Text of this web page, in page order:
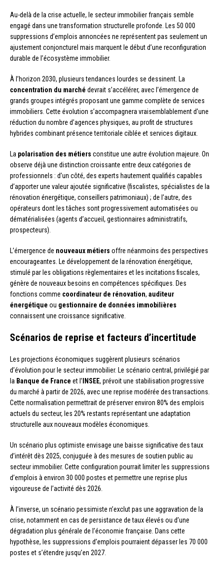
Au-delà de la crise actuelle, le secteur immobilier français semble
engagé dans une transformation structurelle profonde. Les 50 000
suppressions d’emplois annoncées ne représentent pas seulement un
ajustement conjoncturel mais marquent le début d’une reconfiguration
durable de l’écosystème immobilier.
À l’horizon 2030, plusieurs tendances lourdes se dessinent. La
concentration du marché devrait s’accélérer, avec l’émergence de
grands groupes intégrés proposant une gamme complète de services
immobiliers. Cette évolution s’accompagnera vraisemblablement d’une
réduction du nombre d’agences physiques, au profit de structures
hybrides combinant présence territoriale ciblée et services digitaux.
La polarisation des métiers constitue une autre évolution majeure. On
observe déjà une distinction croissante entre deux catégories de
professionnels : d’un côté, des experts hautement qualifiés capables
d’apporter une valeur ajoutée significative (fiscalistes, spécialistes de la
rénovation énergétique, conseillers patrimoniaux) ; de l’autre, des
opérateurs dont les tâches sont progressivement automatisées ou
dématérialisées (agents d’accueil, gestionnaires administratifs,
prospecteurs).
L’émergence de nouveaux métiers offre néanmoins des perspectives
encourageantes. Le développement de la rénovation énergétique,
stimulé par les obligations règlementaires et les incitations fiscales,
génère de nouveaux besoins en compétences spécifiques. Des
fonctions comme coordinateur de rénovation, auditeur
énergétique ou gestionnaire de données immobilières
connaissent une croissance significative.
Scénarios de reprise et facteurs d’incertitude
Les projections économiques suggèrent plusieurs scénarios
d’évolution pour le secteur immobilier. Le scénario central, privilégié par
la Banque de France et l’ INSEE, prévoit une stabilisation progressive
du marché à partir de 2026, avec une reprise modérée des transactions.
Cette normalisation permettrait de préserver environ 80% des emplois
actuels du secteur, les 20% restants représentant une adaptation
structurelle aux nouveaux modèles économiques.
Un scénario plus optimiste envisage une baisse significative des taux
d’intérêt dès 2025, conjuguée à des mesures de soutien public au
secteur immobilier. Cette configuration pourrait limiter les suppressions
d’emplois à environ 30 000 postes et permettre une reprise plus
vigoureuse de l’activité dès 2026.
À l’inverse, un scénario pessimiste n’exclut pas une aggravation de la
crise, notamment en cas de persistance de taux élevés ou d’une
dégradation plus générale de l’économie française. Dans cette
hypothèse, les suppressions d’emplois pourraient dépasser les 70 000
postes et s’étendre jusqu’en 2027.